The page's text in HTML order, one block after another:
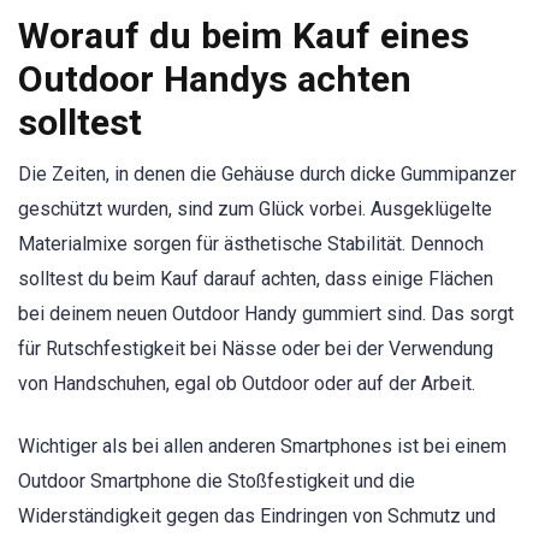
Worauf du beim Kauf eines
Outdoor Handys achten
solltest
Die Zeiten, in denen die Gehäuse durch dicke Gummipanzer
geschützt wurden, sind zum Glück vorbei. Ausgeklügelte
Materialmixe sorgen für ästhetische Stabilität. Dennoch
solltest du beim Kauf darauf achten, dass einige Flächen
bei deinem neuen Outdoor Handy gummiert sind. Das sorgt
für Rutschfestigkeit bei Nässe oder bei der Verwendung
von Handschuhen, egal ob Outdoor oder auf der Arbeit.
Wichtiger als bei allen anderen Smartphones ist bei einem
Outdoor Smartphone die Stoßfestigkeit und die
Widerständigkeit gegen das Eindringen von Schmutz und